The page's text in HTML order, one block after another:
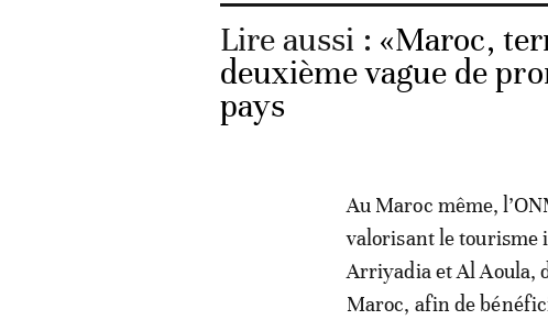
Lire aussi : «Maroc,
deuxième vague de
pays
Au Maroc même,
valorisant le tourisme
Arriyadia et Al Aoula,
Maroc, afin de